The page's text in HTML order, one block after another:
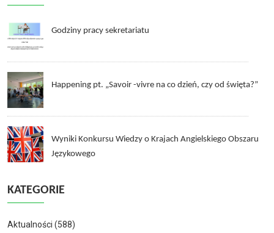
Godziny pracy sekretariatu
Happening pt. „Savoir -vivre na co dzień, czy od święta?”
Wyniki Konkursu Wiedzy o Krajach Angielskiego Obszaru
Językowego
KATEGORIE
Aktualności (588)